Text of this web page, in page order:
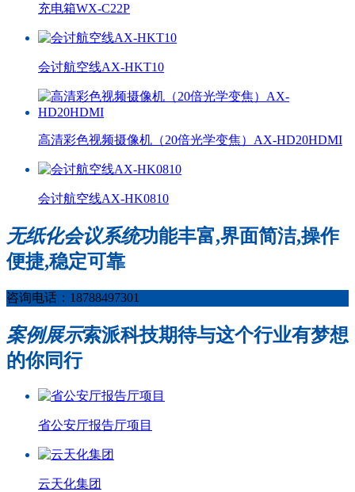
充电箱WX-C22P
会讨航空线AX-HKT10
高清彩色视频摄像机（20倍光学变焦）AX-HD20HDMI
会讨航空线AX-HK0810
无纸化会议系统功能丰富,界面简洁,操作
便捷,稳定可靠
咨询电话：18788497301
案例展示索派科技期待与这个行业有梦想
的你同行
省公安厅报告厅项目
云天化集团